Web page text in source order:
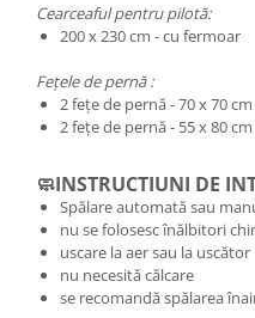
Cearceaful pentru pilotă:
200 x 230 cm - cu fermoar
Fețele de pernă :
2 fețe de pernă - 70 x 70 cm
2 fețe de pernă - 55 x 80 cm
🧼INSTRUCTIUNI DE
Spălare automată sau
nu se folosesc înălbitori
uscare la aer sau la uscător
nu necesită călcare
se recomandă spălarea